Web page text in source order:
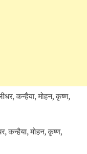
कन्हैया, मोहन, कृष्ण,
कन्हैया, मोहन, कृष्ण,